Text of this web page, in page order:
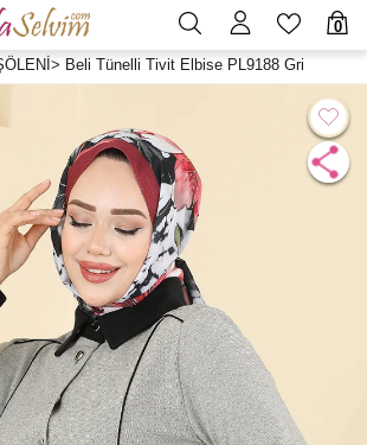
0
> Beli Tünelli Tivit Elbise PL9188 Gri